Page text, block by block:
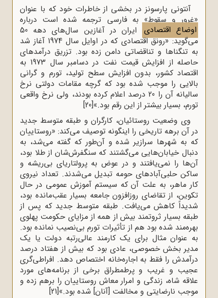
آنتونی پارسونز در بخشی از خاطرات خود که با عنوان
«غرور و سقوط» به فارسی ترجمه شده است درباره
اوضاع اقتصادی
ایران در آغازین سال‌های دهه 50
می‌گوید: «رونق اقتصادی که در اوایل سال 1974 آغاز شد
به تنگناها و تناقضاتی دامن زده بود. تزریق درآمدهای
حاصله از افزایش قیمت نفت در دسامبر سال 1973 به
اقتصاد کشور، بدون افزایش سطح تولید، تورم و گرانی
بالایی را موجب شده بود که گرچه مقامات دولتی نرخ
سالیانه‌ آن را 20 درصد اعلام کرده بودند، ولی نرخ واقعی
تورم، بسیار بیشتر از این رقم بود.»[20]
وی وضعیت روستائیان، کارگران و طبقه متوسط جدید
در آن برهه تاریخی را اینگونه توصیف می‌کند: «روستاییان
که به شهرها سرازیر شده و آن‌طور که گفته می‌شد، به
دنبال خیابان‌هایی می‌گشتند که سنگفرش‌شان از طلا بود،
آن‌ها را نمی‌یافتند و در عوض به پرولتاریای بی‌ریشه و
ساکن حلبی‌آبادهای حومه تبدیل می‌شدند. تعداد نیروی
کار ماهر، به علت ‌آن که سیستم آموزش عمومی در حال
تکوین، از تقاضای روزافزون جامعه بسیار عقب‌مانده بود،
شدیداً کاهش می‌یافت. طبقه‌ متوسط جدید که پس از
طبقه‌ بسیار ثروتمند بیش از همه از مزایای حکومت پهلوی
بهره‌مند شده بود هم از تأثیرات تورم بی‌نصیب نمانده بود.
به ‌عنوان مثال برای یک کارمند عالی‌رتبه‌ دولت یا یک
مدیر بخش خصوصی، عادی بود که بیش از هفتاد درصد
درآمدش را فقط به اجاره‌خانه اختصاص دهد. افراطی‌گری
عجیب و غریب و پرطمطراق برخی از برنامه‌های مورد
علاقه‌ شاه، زندگی و امرار معاش روستاییان را برهم زده و
موجب نارضایتی و مخالفت [آنان] شده بود.»[21]